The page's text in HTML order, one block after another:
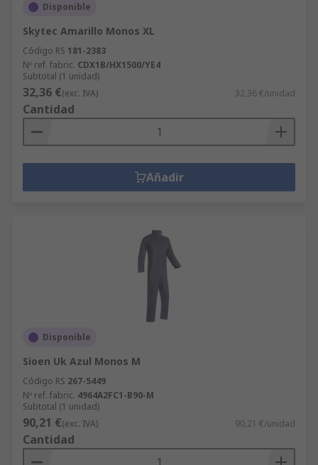
Disponible
Skytec Amarillo Monos XL
Código RS 181-2383
Nº ref. fabric. CDX1B/HX1500/YE4
Subtotal (1 unidad)
32,36 €(exc. IVA) 32,36 €/unidad
Cantidad
Añadir
Disponible
Sioen Uk Azul Monos M
Código RS 267-5449
Nº ref. fabric. 4964A2FC1-B90-M
Subtotal (1 unidad)
90,21 €(exc. IVA) 90,21 €/unidad
Cantidad